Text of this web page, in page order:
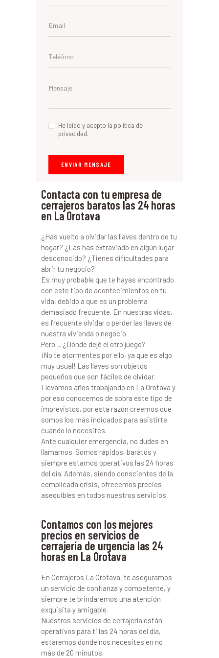
He leído y acepto la política de
privacidad.
Contacta con tu empresa de
cerrajeros baratos las 24 horas
en La Orotava
¿Has vuelto a olvidar las llaves dentro de tu
hogar? ¿Las has extraviado en algún lugar
desconocido? ¿Tienes dificultades para
abrir tu negocio?
Es muy probable que te hayas encontrado
con este tipo de acontecimientos en tu
vida, debido a que es un problema
demasiado frecuente. En nuestras vidas,
es frecuente olvidar o perder las llaves de
nuestra vivienda o negocio.
Pero… ¿Dónde dejé el otro juego?
¡No te atormentes por ello, ya que es algo
muy usual! Las llaves son objetos
pequeños que son fáciles de olvidar.
Llevamos años trabajando en La Orotava y
por eso conocemos de sobra este tipo de
imprevistos, por esta razón creemos que
somos los más indicados para asistirte
cuando lo necesites.
Ante cualquier emergencia, no dudes en
llamarnos. Somos rápidos, baratos y
siempre estamos operativos las 24 horas
del día. Además, siendo conscientes de la
complicada crisis, ofrecemos precios
asequibles en todos nuestros servicios.
Contamos con los mejores
precios en servicios de
cerrajería de urgencia las 24
horas en La Orotava
En Cerrajeros La Orotava, te aseguramos
un servicio de confianza y competente, y
siempre te brindaremos una atención
exquisita y amigable.
Nuestros servicios de cerrajería están
operativos para ti las 24 horas del día,
estaremos donde nos necesites en no
más de 20 minutos.